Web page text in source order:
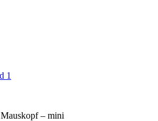
– mini